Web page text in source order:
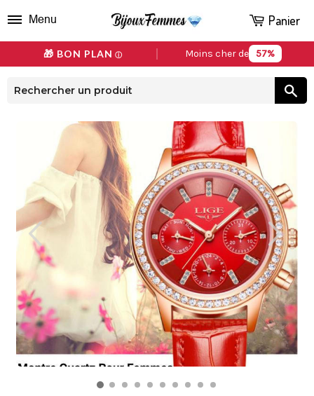
🎁 BON PLAN ⓘ Moins cher de 57%
Menu Panier